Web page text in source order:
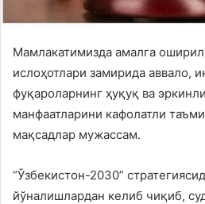
Мамлакатимизда амалга
ислоҳотлари замирида аввало,
фуқароларнинг ҳуқуқ ва
манфаатларини кафолатли
мақсадлар мужассам.
“Ўзбекистон-2030”
йўналишлардан келиб чиқиб,